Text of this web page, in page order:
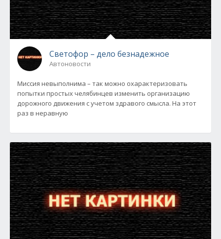
Светофор – дело безнадежное
Автоновости
Миссия невыполнима – так можно охарактеризовать
попытки простых челябинцев изменить организацию
дорожного движения с учетом здравого смысла. На этот
раз в неравную